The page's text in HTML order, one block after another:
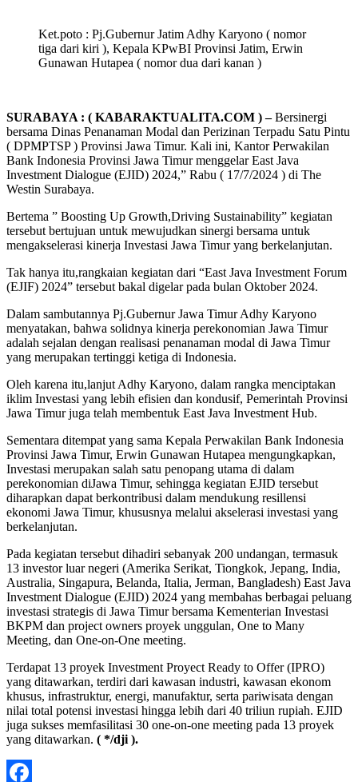
Ket.poto : Pj.Gubernur Jatim Adhy Karyono ( nomor
tiga dari kiri ), Kepala KPwBI Provinsi Jatim, Erwin
Gunawan Hutapea ( nomor dua dari kanan )
SURABAYA : ( KABARAKTUALITA.COM ) –Bersinergi
bersama Dinas Penanaman Modal dan Perizinan Terpadu Satu Pintu
( DPMPTSP ) Provinsi Jawa Timur. Kali ini, Kantor Perwakilan
Bank Indonesia Provinsi Jawa Timur menggelar East Java
Investment Dialogue (EJID) 2024,” Rabu ( 17/7/2024 ) di The
Westin Surabaya.
Bertema ” Boosting Up Growth,Driving Sustainability” kegiatan
tersebut bertujuan untuk mewujudkan sinergi bersama untuk
mengakselerasi kinerja Investasi Jawa Timur yang berkelanjutan.
Tak hanya itu,rangkaian kegiatan dari “East Java Investment Forum
(EJIF) 2024” tersebut bakal digelar pada bulan Oktober 2024.
Dalam sambutannya Pj.Gubernur Jawa Timur Adhy Karyono
menyatakan, bahwa solidnya kinerja perekonomian Jawa Timur
adalah sejalan dengan realisasi penanaman modal di Jawa Timur
yang merupakan tertinggi ketiga di Indonesia.
Oleh karena itu,lanjut Adhy Karyono, dalam rangka menciptakan
iklim Investasi yang lebih efisien dan kondusif, Pemerintah Provinsi
Jawa Timur juga telah membentuk East Java Investment Hub.
Sementara ditempat yang sama Kepala Perwakilan Bank Indonesia
Provinsi Jawa Timur, Erwin Gunawan Hutapea mengungkapkan,
Investasi merupakan salah satu penopang utama di dalam
perekonomian diJawa Timur, sehingga kegiatan EJID tersebut
diharapkan dapat berkontribusi dalam mendukung resillensi
ekonomi Jawa Timur, khususnya melalui akselerasi investasi yang
berkelanjutan.
Pada kegiatan tersebut dihadiri sebanyak 200 undangan, termasuk
13 investor luar negeri (Amerika Serikat, Tiongkok, Jepang, India,
Australia, Singapura, Belanda, Italia, Jerman, Bangladesh) East Java
Investment Dialogue (EJID) 2024 yang membahas berbagai peluang
investasi strategis di Jawa Timur bersama Kementerian Investasi
BKPM dan project owners proyek unggulan, One to Many
Meeting, dan One-on-One meeting.
Terdapat 13 proyek Investment Proyect Ready to Offer (IPRO)
yang ditawarkan, terdiri dari kawasan industri, kawasan ekonom
khusus, infrastruktur, energi, manufaktur, serta pariwisata dengan
nilai total potensi investasi hingga lebih dari 40 triliun rupiah. EJID
juga sukses memfasilitasi 30 one-on-one meeting pada 13 proyek
yang ditawarkan. ( */dji ).